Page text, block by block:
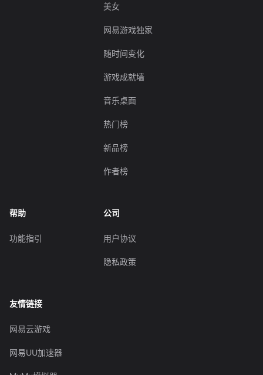
美女
网易游戏独家
随时间变化
游戏成就墙
音乐桌面
热门榜
新品榜
作者榜
帮助
功能指引
公司
用户协议
隐私政策
友情链接
网易云游戏
网易UU加速器